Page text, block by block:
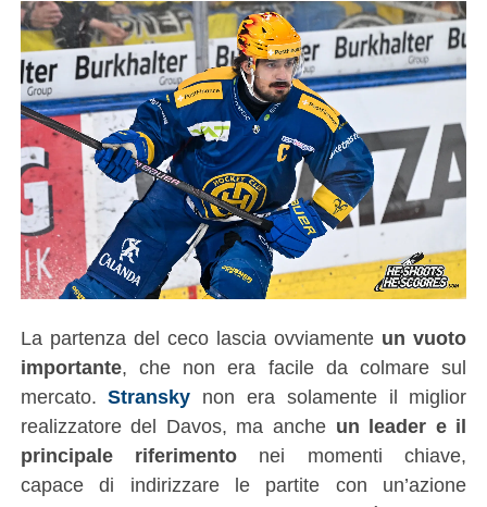
La partenza del ceco lascia ovviamente un vuoto
importante, che non era facile da colmare sul
mercato.Stransky non era solamente il miglior
realizzatore del Davos, ma anche un leader e il
principale riferimento nei momenti chiave,
capace di indirizzare le partite con un’azione